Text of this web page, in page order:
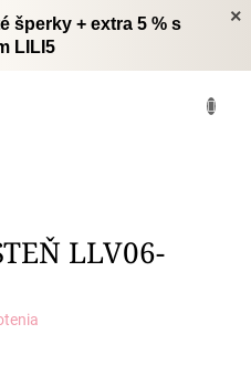
×
šperky + extra 5 % s
LILI5
LLV06-